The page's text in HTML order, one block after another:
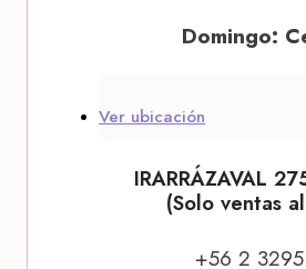
Domingo:
Ver ubicación
IRARRÁZAVAL
(Solo ventas
+56 2